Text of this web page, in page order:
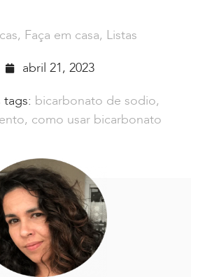
, Faça em casa, Listas
abril 21, 2023
bicarbonato de sodio,
, como usar bicarbonato